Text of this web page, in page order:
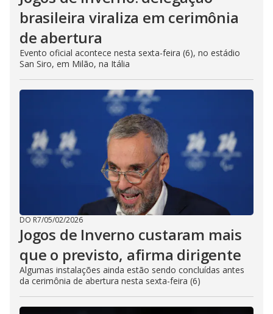
brasileira viraliza em cerimônia
de abertura
Evento oficial acontece nesta sexta-feira (6), no estádio
San Siro, em Milão, na Itália
DO R7/05/02/2026
Jogos de Inverno custaram mais
que o previsto, afirma dirigente
Algumas instalações ainda estão sendo concluídas antes
da cerimônia de abertura nesta sexta-feira (6)